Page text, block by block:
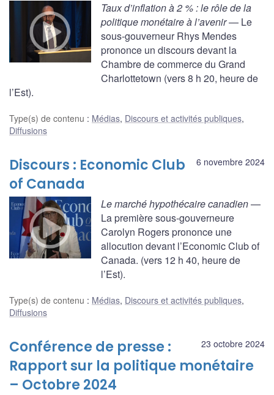
Taux d’inflation à 2 % : le rôle de la
politique monétaire à l’avenir— Le
sous-gouverneur Rhys Mendes
prononce un discours devant la
Chambre de commerce du Grand
Charlottetown (vers 8 h 20, heure de
l’Est).
Type(s) de contenu : Médias, Discours et activités publiques,
Diffusions
6 novembre 2024
Discours : Economic Club
of Canada
Le marché hypothécaire canadien—
La première sous-gouverneure
Carolyn Rogers prononce une
allocution devant l’Economic Club of
Canada. (vers 12 h 40, heure de
l’Est).
Type(s) de contenu : Médias, Discours et activités publiques,
Diffusions
23 octobre 2024
Conférence de presse :
Rapport sur la politique monétaire
– Octobre 2024